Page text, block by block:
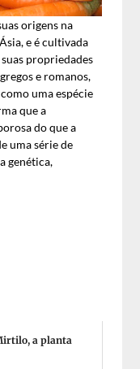
origens na
e é cultivada
propriedades
e romanos,
uma espécie
que a
do que a
uma série de
genética,
a planta